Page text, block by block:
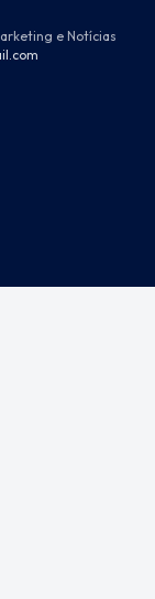
e Notícias